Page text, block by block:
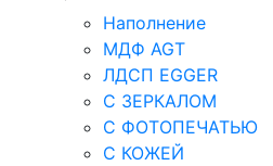
Наполнение
МДФ AGT
ЛДСП EGGER
С ЗЕРКАЛОМ
С ФОТОПЕЧАТЬЮ
С КОЖЕЙ